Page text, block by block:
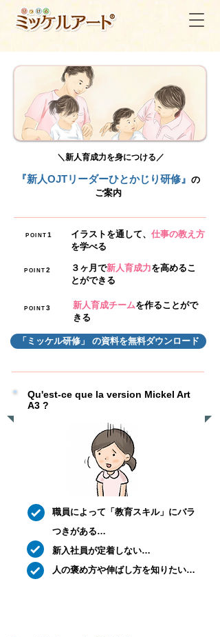
​＼新人育成力を身につける／
『新人OJTリーダーひとかじり研修』 の
ご案内
POINT 1 イラストを通して、 仕事の教え方
を学べる
POINT 2 ３ヶ月で新人育成力を高めるこ
とができる
POINT 3 新人育成チームを作ることがで
きる
「ミッケル研修」 の資料を無料ダウンロード
Qu'est-ce que la version Mickel Art
A3 ?
職員によって「教育スキル」にバラ
つきがある…
新入社員が定着しない…
​人の褒め方や伸ばし方を知りたい…